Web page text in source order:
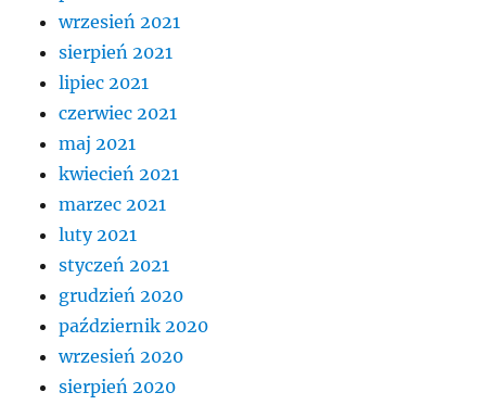
wrzesień 2021
sierpień 2021
lipiec 2021
czerwiec 2021
maj 2021
kwiecień 2021
marzec 2021
luty 2021
styczeń 2021
grudzień 2020
październik 2020
wrzesień 2020
sierpień 2020